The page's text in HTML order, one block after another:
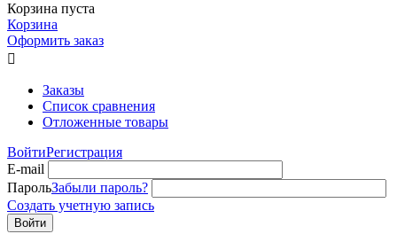
Корзина пуста
Корзина
Оформить заказ

Заказы
Список сравнения
Отложенные товары
ВойтиРегистрация
E-mail
ПарольЗабыли пароль?
Создать учетную запись
Войти